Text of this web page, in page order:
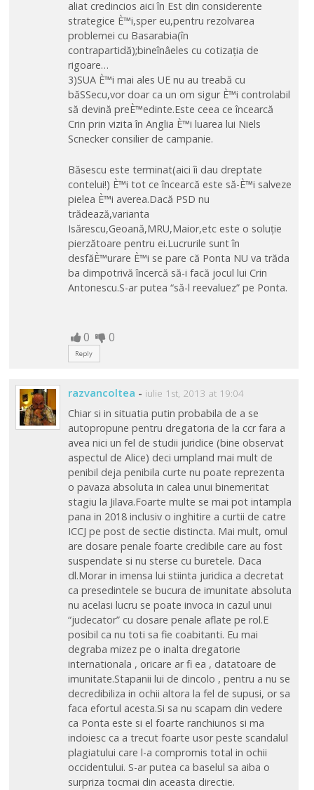
aliat credincios aici în Est din considerente
strategice È™i,sper eu,pentru rezolvarea
problemei cu Basarabia(în
contrapartidă);bineînâeles cu cotizația de
rigoare…
3)SUA È™i mai ales UE nu au treabă cu
băSSecu,vor doar ca un om sigur È™i controlabil
să devină preÈ™edinte.Este ceea ce încearcă
Crin prin vizita în Anglia È™i luarea lui Niels
Scnecker consilier de campanie.
Băsescu este terminat(aici îi dau dreptate
contelui!) È™i tot ce încearcă este să-È™i salveze
pielea È™i averea.Dacă PSD nu
trădează,varianta
Isărescu,Geoană,MRU,Maior,etc este o soluție
pierzătoare pentru ei.Lucrurile sunt în
desfăÈ™urare È™i se pare că Ponta NU va trăda
ba dimpotrivă încercă să-i facă jocul lui Crin
Antonescu.S-ar putea “să-l reevaluez” pe Ponta.
0 0
Reply
razvancoltea - iulie 1st, 2013 at 19:04
Chiar si in situatia putin probabila de a se
autopropune pentru dregatoria de la ccr fara a
avea nici un fel de studii juridice (bine observat
aspectul de Alice) deci umpland mai mult de
penibil deja penibila curte nu poate reprezenta
o pavaza absoluta in calea unui binemeritat
stagiu la Jilava.Foarte multe se mai pot intampla
pana in 2018 inclusiv o inghitire a curtii de catre
ICCJ pe post de sectie distincta. Mai mult, omul
are dosare penale foarte credibile care au fost
suspendate si nu sterse cu buretele. Daca
dl.Morar in imensa lui stiinta juridica a decretat
ca presedintele se bucura de imunitate absoluta
nu acelasi lucru se poate invoca in cazul unui
“judecator” cu dosare penale aflate pe rol.E
posibil ca nu toti sa fie coabitanti. Eu mai
degraba mizez pe o inalta dregatorie
internationala , oricare ar fi ea , datatoare de
imunitate.Stapanii lui de dincolo , pentru a nu se
decredibiliza in ochii altora la fel de supusi, or sa
faca efortul acesta.Si sa nu scapam din vedere
ca Ponta este si el foarte ranchiunos si ma
indoiesc ca a trecut foarte usor peste scandalul
plagiatului care l-a compromis total in ochii
occidentului. S-ar putea ca baselul sa aiba o
surpriza tocmai din aceasta directie.